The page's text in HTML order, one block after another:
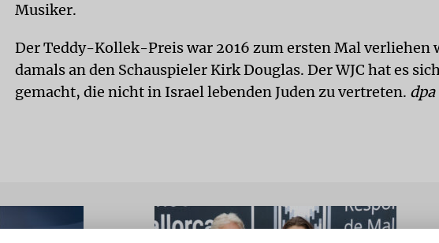
Musiker.
Der Teddy-Kollek-Preis war 2016 zum ersten Mal verliehen
damals an den Schauspieler Kirk Douglas. Der WJC hat es
gemacht, die nicht in Israel lebenden Juden zu vertreten. dpa